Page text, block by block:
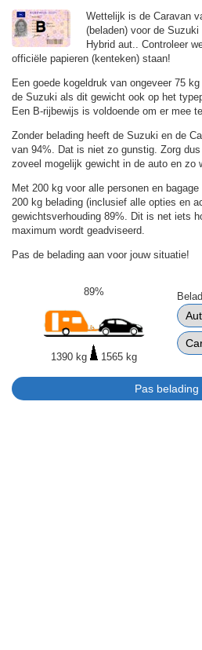
Wettelijk is de Caravan
(beladen) voor de
Hybrid aut.. Controleer
officiële papieren (kenteken) staan!
Een goede kogeldruk van ongeveer 75
de Suzuki als dit gewicht ook op het
Een B-rijbewijs is voldoende om er mee
Zonder belading heeft de Suzuki en de
van 94%. Dat is niet zo gunstig. Zorg
zoveel mogelijk gewicht in de auto en zo
Met 200 kg voor alle personen en
200 kg belading (inclusief alle opties en
gewichtsverhouding 89%. Dit is net iets
maximum wordt geadviseerd.
Pas de belading aan voor jouw situatie!
89%
1390 kg 1565 kg